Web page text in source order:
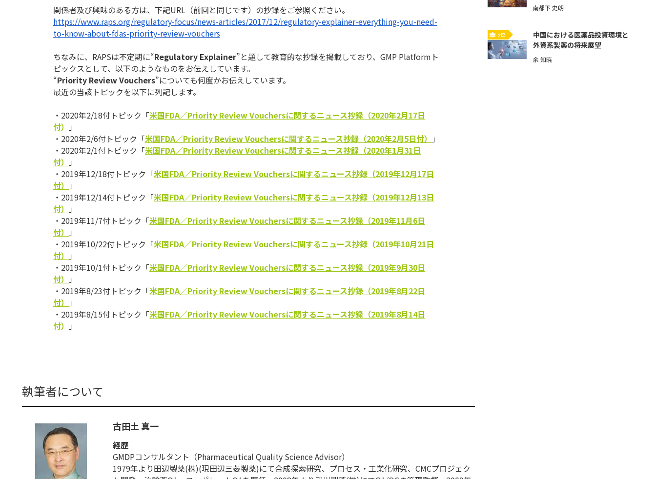
関係者及び興味のある方は、下記URL（前回と同じです） の抄録をご参照ください。
https://www.raps.org/regulatory-focus/news-articles/2017/12/regulatory-explainer-everything-you-need-
to-know-about-fdas-priority-review-vouchers
ちなみに、RAPSは不定期に“Regulatory Explainer”と題して教育的な抄録を掲載しており、GMP Platformト
ピックスとして、 以下のようなものをお伝えしています。
“Priority Review Vouchers”についても何度かお伝えしています。
最近の当該トピックを以下に列記します。
・2020年2/18付トピック「米国FDA／Priority Review Vouchersに関するニュース抄録（2020年2月17日
付）
」
・2020年2/6付トピック「米国FDA／Priority Review Vouchersに関するニュース抄録（2020年2月5日付）
」
・2020年2/1付トピック「米国FDA／Priority Review Vouchersに関するニュース抄録（2020年1月31日
付）
」
・2019年12/18付トピック「米国FDA／Priority Review Vouchersに関するニュース抄録（2019年12月17日
付）
」
・2019年12/14付トピック「米国FDA／Priority Review Vouchersに関するニュース抄録（2019年12月13日
付）
」
・2019年11/7付トピック「米国FDA／Priority Review Vouchersに関するニュース抄録（2019年11月6日
付）
」
・2019年10/22付トピック「米国FDA／Priority Review Vouchersに関するニュース抄録（2019年10月21日
付）
」
・2019年10/1付トピック「米国FDA／Priority Review Vouchersに関するニュース抄録（2019年9月30日
付）
」
・2019年8/23付トピック「米国FDA／Priority Review Vouchersに関するニュース抄録（2019年8月22日
付）
」
・2019年8/15付トピック「米国FDA／Priority Review Vouchersに関するニュース抄録（2019年8月14日
付）
」
執筆者について
古田土 真一
経歴
GMDPコンサルタント（Pharmaceutical Quality Science Advisor）
1979年より田辺製薬(株)(現田辺三菱製薬)にて合成探索研究、プロセス・工業化研究、CMCプロジェク
南都下 史朗
5位
中国における医薬品投資環境と
外資系製薬の将来展望
余 知暁